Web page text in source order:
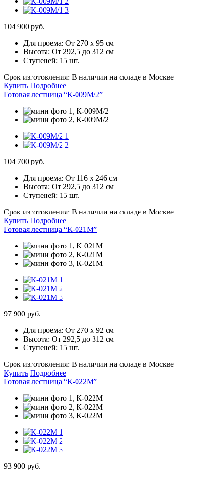
104 900 руб.
Для проема: От 270 х 95 см
Высота: От 292,5 до 312 см
Ступеней: 15 шт.
Срок изготовления: В наличии на складе в Москве
Купить Подробнее
Готовая лестница “К-009М/2”
104 700 руб.
Для проема: От 116 х 246 см
Высота: От 292,5 до 312 см
Ступеней: 15 шт.
Срок изготовления: В наличии на складе в Москве
Купить Подробнее
Готовая лестница “К-021М”
97 900 руб.
Для проема: От 270 х 92 см
Высота: От 292,5 до 312 см
Ступеней: 15 шт.
Срок изготовления: В наличии на складе в Москве
Купить Подробнее
Готовая лестница “К-022М”
93 900 руб.